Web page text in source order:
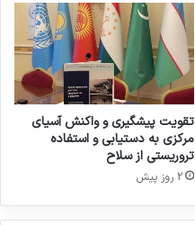
تقویت پیشگیری و واکنش آسیای
مرکزی به دستیابی و استفاده
تروریستی از سلاح
2 روز پیش